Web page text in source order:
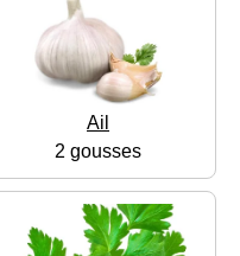
Ail
2 gousses